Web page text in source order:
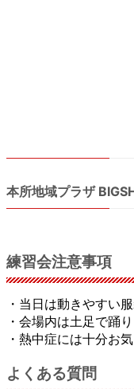
本所地域プラザ
練習会注意事項
・当日は動きやすい
・会場内は土足で踊
・熱中症には十分お
よくある質問